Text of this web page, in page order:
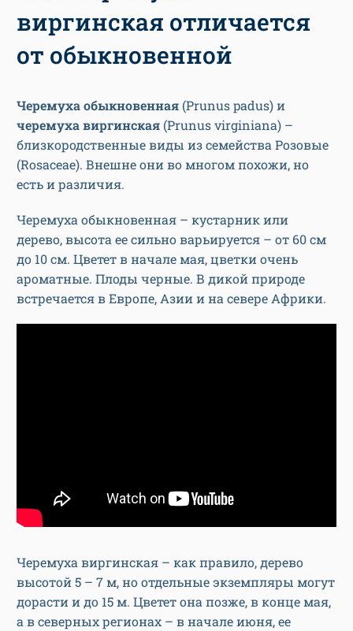
виргинская отличается
от обыкновенной
Черемуха обыкновенная (Prunus padus) и
черемуха виргинская (Prunus virginiana) –
близкородственные виды из семейства Розовые
(Rosaceae). Внешне они во многом похожи, но
есть и различия.
Черемуха обыкновенная – кустарник или
дерево, высота ее сильно варьируется – от 60 см
до 10 см. Цветет в начале мая, цветки очень
ароматные. Плоды черные. В дикой природе
встречается в Европе, Азии и на севере Африки.
Черемуха виргинская – как правило, дерево
высотой 5 – 7 м, но отдельные экземпляры могут
дорасти и до 15 м. Цветет она позже, в конце мая,
а в северных регионах – в начале июня, ее